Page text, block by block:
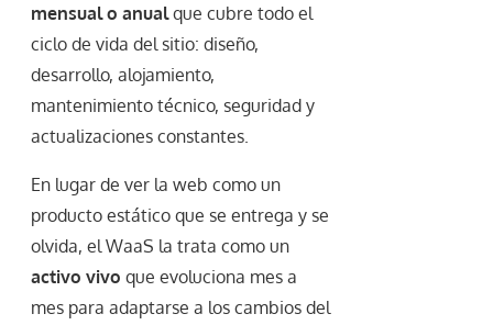
mensual o anualque cubre todo el
ciclo de vida del sitio: diseño,
desarrollo, alojamiento,
mantenimiento técnico, seguridad y
actualizaciones constantes.
En lugar de ver la web como un
producto estático que se entrega y se
olvida, el WaaS la trata como un
activo vivo que evoluciona mes a
mes para adaptarse a los cambios del